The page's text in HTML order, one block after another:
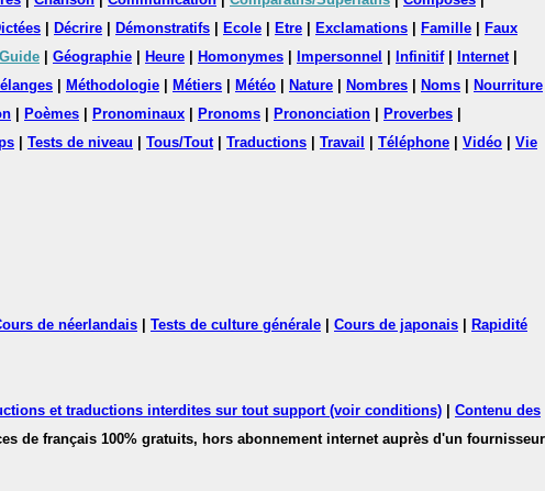
Décrire Démonstratifs Ecole Etre Exclamations Famille
Faux
Guide Géographie Heure Homonymes Impersonnel Infinitif| Internet|
Méthodologie Métiers Météo Nature Nombres Noms
Nourriture
Poèmes Pronominaux Pronoms Prononciation Proverbes
Tests de niveau Tous/Tout| Traductions Travail Téléphone Vidéo
Vie
de néerlandais Tests de culture générale Cours de japonais
Rapidité
et traductions interdites sur tout support (voir conditions)
Contenu des
de français 100% gratuits, hors abonnement internet auprès d'un fournisseur